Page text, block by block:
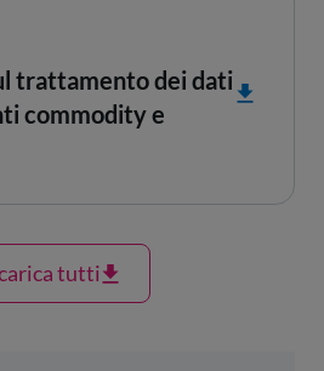
trattamento dei dati
commodity e
tutti